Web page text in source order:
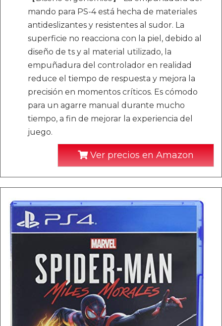
mando para PS-4 está hecha de materiales
antideslizantes y resistentes al sudor. La
superficie no reacciona con la piel, debido al
diseño de ts y al material utilizado, la
empuñadura del controlador en realidad
reduce el tiempo de respuesta y mejora la
precisión en momentos críticos. Es cómodo
para un agarre manual durante mucho
tiempo, a fin de mejorar la experiencia del
juego.
Ver precios en Amazon